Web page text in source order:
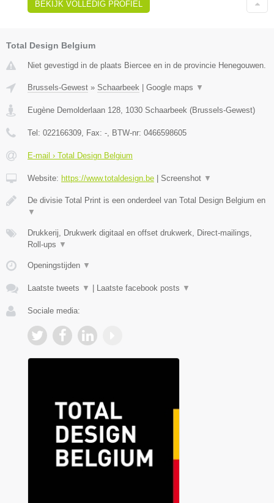
BEKIJK VOLLEDIG PROFIEL
Total Design Belgium
Niet gevestigd in de plaats Biercee en in de provincie Henegouwen.
Brussels-Gewest » Schaarbeek Google maps ▼
Eugène Demolderlaan 128 1030 Schaarbeek (Brussels-Gewest)
Tel: 022166309 , Fax: - , BTW-nr: 0466598605
E-mail › Total Design Belgium
Website: https://www.totaldesign.be Screenshot ▼
De divisie Total Print is een onderdeel van Total Design Belgium en
▼
Drukkerij, Drukwerk digitaal en offset drukwerk, Direct-mailings,
Roll-ups ▼
Openingstijden ▼
Laatste tweets ▼ Laatste facebook posts ▼
Sociale media: